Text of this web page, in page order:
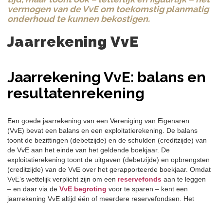
vermogen van de VvE om toekomstig planmatig
onderhoud te kunnen bekostigen.
Jaarrekening VvE
Jaarrekening VvE: balans en
resultatenrekening
Een goede jaarrekening van een Vereniging van Eigenaren
(VvE) bevat een balans en een exploitatierekening. De balans
toont de bezittingen (debetzijde) en de schulden (creditzijde) van
de VvE aan het einde van het geldende boekjaar. De
exploitatierekening toont de uitgaven (debetzijde) en opbrengsten
(creditzijde) van de VvE over het gerapporteerde boekjaar. Omdat
VvE’s wettelijk verplicht zijn om een reservefonds aan te leggen
– en daar via de VvE begroting voor te sparen – kent een
jaarrekening VvE altijd één of meerdere reservefondsen. Het